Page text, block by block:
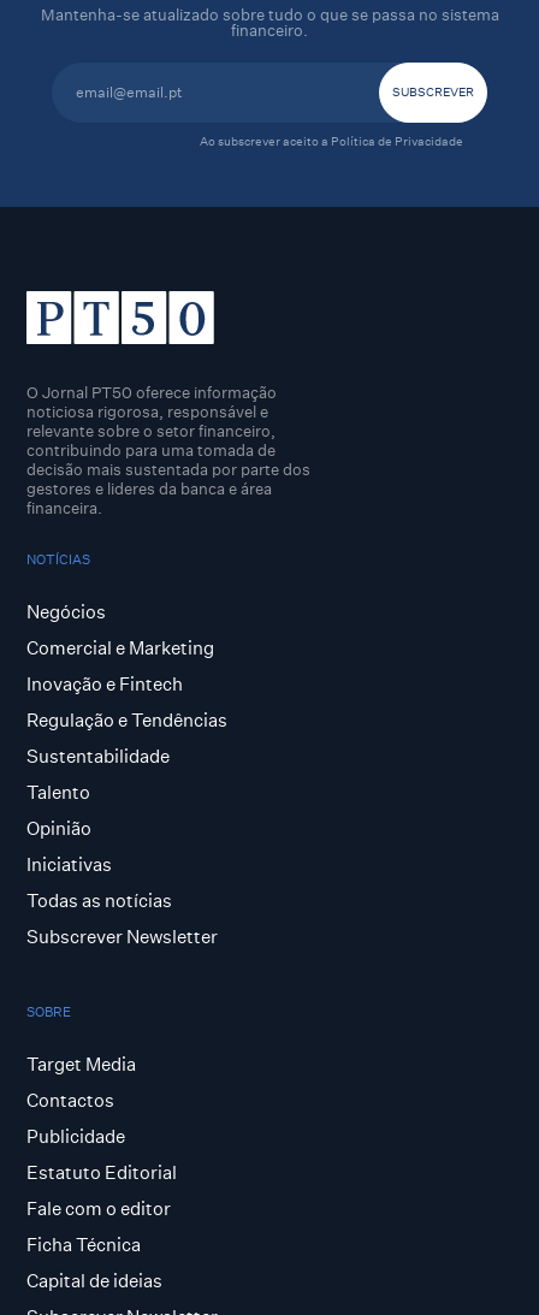
Mantenha-se atualizado sobre tudo o que se passa no sistema
financeiro.
Ao subscrever aceito a Política de Privacidade
O Jornal PT50 oferece informação
noticiosa rigorosa, responsável e
relevante sobre o setor financeiro,
contribuindo para uma tomada de
decisão mais sustentada por parte dos
gestores e lideres da banca e área
financeira.
NOTÍCIAS
Negócios
Comercial e Marketing
Inovação e Fintech
Regulação e Tendências
Sustentabilidade
Talento
Opinião
Iniciativas
Todas as notícias
Subscrever Newsletter
SOBRE
Target Media
Contactos
Publicidade
Estatuto Editorial
Fale com o editor
Ficha Técnica
Capital de ideias